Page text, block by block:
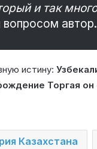
и так много
автор.
истину:
Торгая
Казахстана